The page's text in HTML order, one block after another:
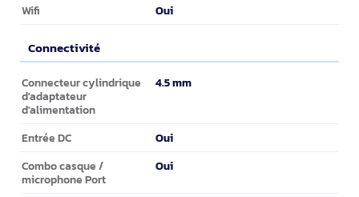
Wifi Oui
Connectivité
Connectivité
Connecteur cylindrique
d'adaptateur
d'alimentation
4.5 mm
Entrée DC Oui
Combo casque /
microphone Port
Oui